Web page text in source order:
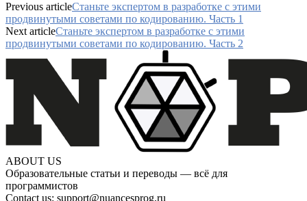
Previous articleСтаньте экспертом в разработке с этими
продвинутыми советами по кодированию. Часть 1
Next articleСтаньте экспертом в разработке с этими
продвинутыми советами по кодированию. Часть 2
ABOUT US
Образовательные статьи и переводы — всё для
программистов
Contact us: support@nuancesprog.ru